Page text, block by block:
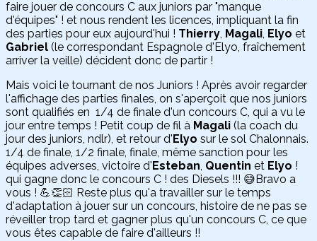
faire jouer de concours C aux juniors par "manque
d'équipes" ! et nous rendent les licences, impliquant la fin
des parties pour eux aujourd'hui ! Thierry, Magali, Elyo et
Gabriel (le correspondant Espagnole d'Elyo, fraîchement
arriver la veille) décident donc de partir !
Mais voici le tournant de nos Juniors ! Après avoir regarder
l'affichage des parties finales, on s'aperçoit que nos juniors
sont qualifiés en 1/4 de finale d'un concours C, qui a vu le
jour entre temps ! Petit coup de fil à Magali (la coach du
jour des juniors, ndlr), et retour d' Elyo sur le sol Chalonnais.
1/4 de finale, 1/2 finale, finale, même sanction pour les
équipes adverses, victoire d' Esteban, Quentin et Elyo !
qui gagne donc le concours C ! des Diesels !!! 😅Bravo a
vous ! 💪👏🏻 Reste plus qu'a travailler sur le temps
d'adaptation à jouer sur un concours, histoire de ne pas se
réveiller trop tard et gagner plus qu'un concours C, ce que
vous êtes capable de faire d'ailleurs !!